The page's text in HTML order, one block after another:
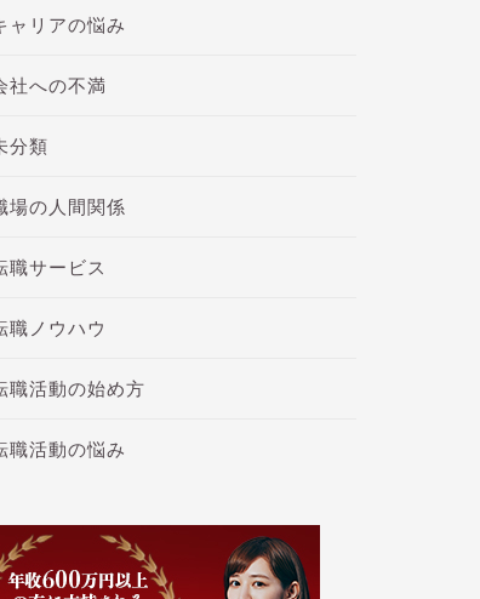
ャリアの悩み
社への不満
分類
場の人間関係
職サービス
職ノウハウ
職活動の始め方
職活動の悩み